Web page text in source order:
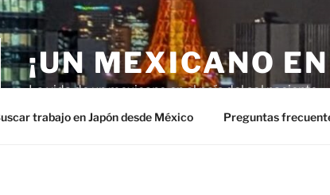
¡UN MEXICANO
La vida de un mexicano en el país del sol naciente.
trabajo en Japón desde México Preguntas